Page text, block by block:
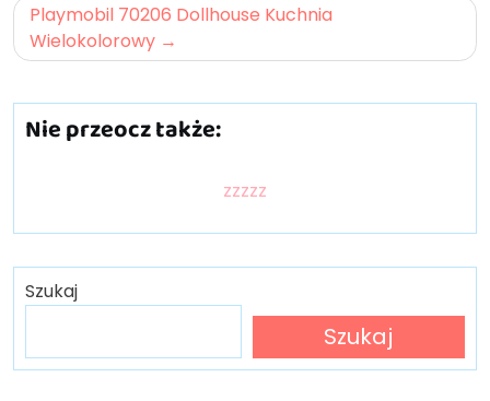
Playmobil 70206 Dollhouse Kuchnia
Wielokolorowy
Nie przeocz także:
zzzzz
Szukaj
Szukaj